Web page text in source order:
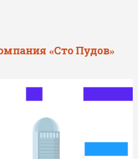
«Сто Пудов»